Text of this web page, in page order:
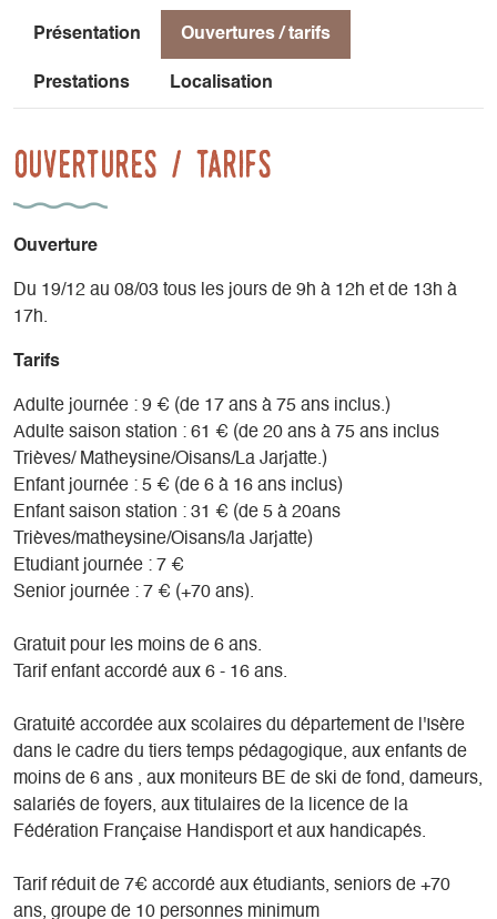
Présentation Ouvertures / tarifs
Prestations Localisation
Ouvertures / tarifs
Ouverture
Du 19/12 au 08/03 tous les jours de 9h à 12h et de 13h à
17h.
Tarifs
Adulte journée : 9 € (de 17 ans à 75 ans inclus.)
Adulte saison station : 61 € (de 20 ans à 75 ans inclus
Trièves/ Matheysine/Oisans/La Jarjatte.)
Enfant journée : 5 € (de 6 à 16 ans inclus)
Enfant saison station : 31 € (de 5 à 20ans
Trièves/matheysine/Oisans/la Jarjatte)
Etudiant journée : 7 €
Senior journée : 7 € (+70 ans).
Gratuit pour les moins de 6 ans.
Tarif enfant accordé aux 6 - 16 ans.
Gratuité accordée aux scolaires du département de l'Isère
dans le cadre du tiers temps pédagogique, aux enfants de
moins de 6 ans , aux moniteurs BE de ski de fond, dameurs,
salariés de foyers, aux titulaires de la licence de la
Fédération Française Handisport et aux handicapés.
Tarif réduit de 7€ accordé aux étudiants, seniors de +70
ans, groupe de 10 personnes minimum